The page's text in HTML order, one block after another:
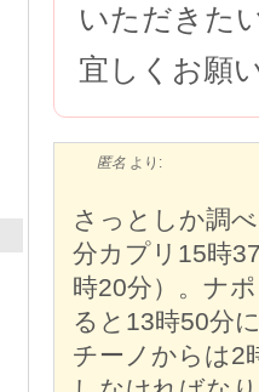
いただきた
宜しくお願
匿名 より:
さっとしか調
分カプリ15時
時20分）。ナ
ると13時50分
チーノからは2